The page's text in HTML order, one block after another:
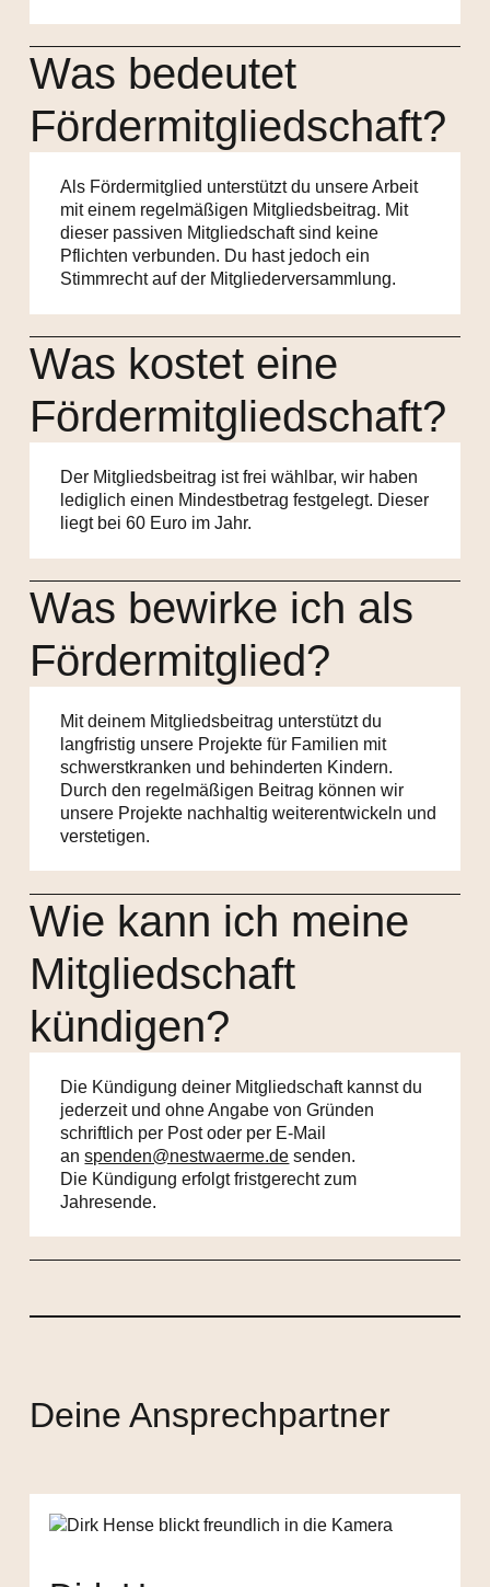
Was bedeutet
Fördermitgliedschaft?
Als Fördermitglied unterstützt du unsere Arbeit
mit einem regelmäßigen Mitgliedsbeitrag. Mit
dieser passiven Mitgliedschaft sind keine
Pflichten verbunden. Du hast jedoch ein
Stimmrecht auf der Mitgliederversammlung.
Was kostet eine
Fördermitgliedschaft?
Der Mitgliedsbeitrag ist frei wählbar, wir haben
lediglich einen Mindestbetrag festgelegt. Dieser
liegt bei 60 Euro im Jahr.
Was bewirke ich als
Fördermitglied?
Mit deinem Mitgliedsbeitrag unterstützt du
langfristig unsere Projekte für Familien mit
schwerstkranken und behinderten Kindern.
Durch den regelmäßigen Beitrag können wir
unsere Projekte nachhaltig weiterentwickeln und
verstetigen.
Wie kann ich meine
Mitgliedschaft
kündigen?
Die Kündigung deiner Mitgliedschaft kannst du
jederzeit und ohne Angabe von Gründen
schriftlich per Post oder per E-Mail
anspenden@nestwaerme.de senden.
Die Kündigung erfolgt fristgerecht zum
Jahresende.
Deine Ansprechpartner